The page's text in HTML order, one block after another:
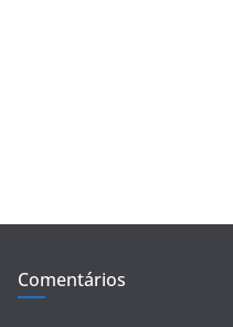
Comentários